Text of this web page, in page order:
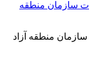
منطقه آزاد